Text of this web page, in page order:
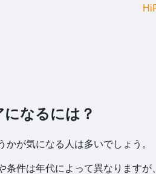
なるには？
が気になる人は多いでしょう。
件は年代によって異なりますが